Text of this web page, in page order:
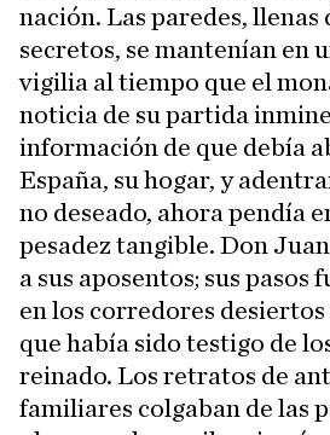
nación. Las paredes, llenas
secretos, se mantenían en
vigilia al tiempo que el
noticia de su partida
información de que debía
España, su hogar, y
no deseado, ahora pendía
pesadez tangible. Don
a sus aposentos; sus pasos
en los corredores desiertos
que había sido testigo de
reinado. Los retratos de
familiares colgaban de las